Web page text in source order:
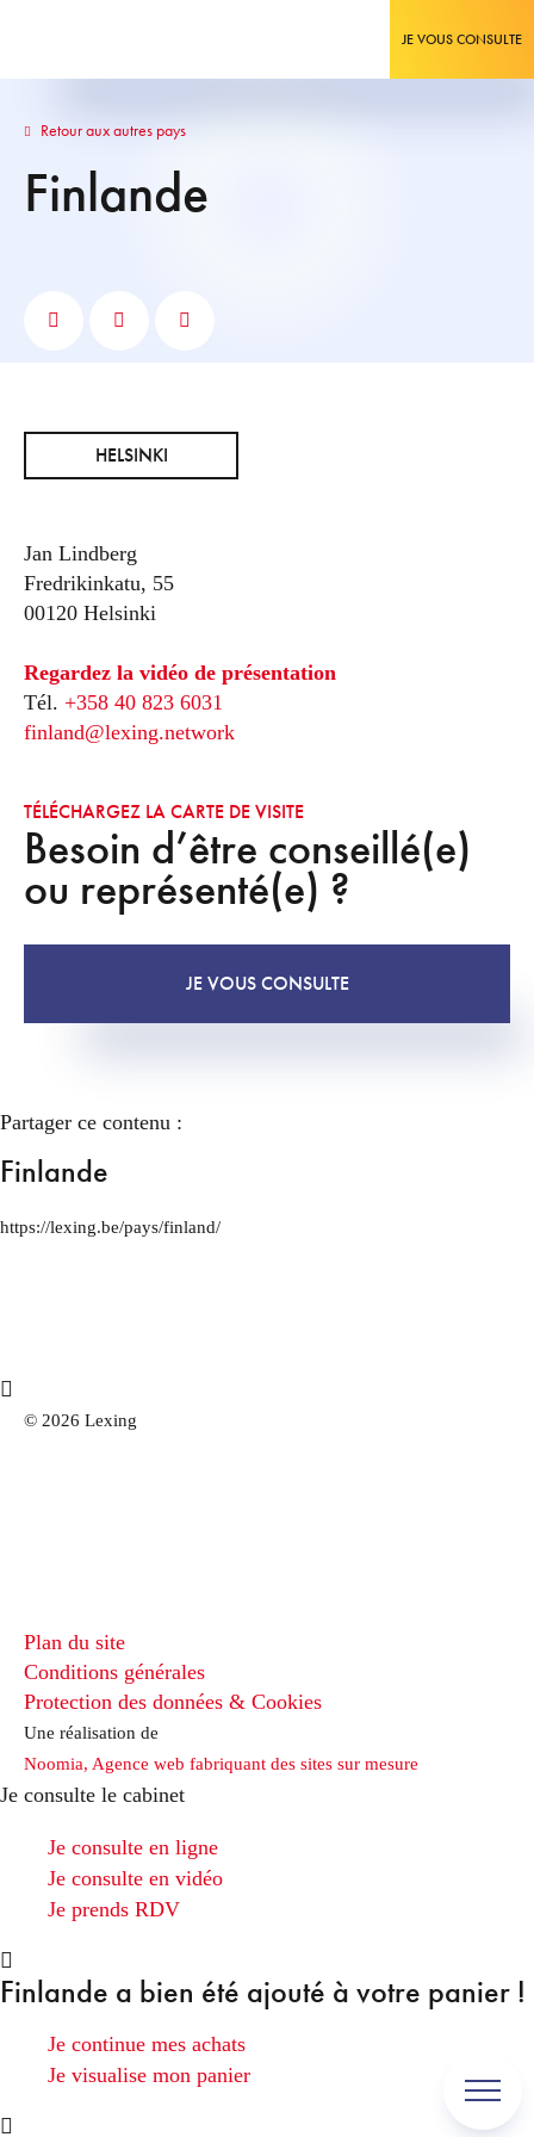
JE VOUS CONSULTE
Retour aux autres pays
Finlande
Besoin d’être conseillé(e)
ou représenté(e) ?
JE VOUS CONSULTE
HELSINKI
Jan Lindberg
Fredrikinkatu, 55
00120 Helsinki
Regardez la vidéo de présentation
Tél. +358 40 823 6031
finland@lexing.network
TÉLÉCHARGEZ LA CARTE DE VISITE
Partager ce contenu :
Finlande
https://lexing.be/pays/finland/
© 2026 Lexing
Plan du site
Conditions générales
Protection des données & Cookies
Une réalisation de
Noomia, Agence web fabriquant des sites sur mesure
Je consulte le cabinet
Je consulte en ligne
Je consulte en vidéo
Je prends RDV
Finlande a bien été ajouté à votre panier !
Je continue mes achats
Je visualise mon panier